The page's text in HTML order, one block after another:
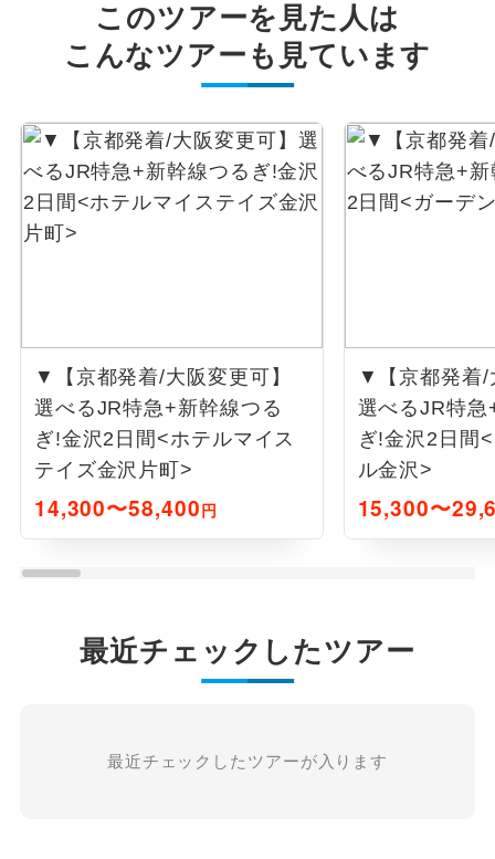
このツアーを見た人は
こんなツアーも見ています
▼【京都発着/大阪変更可】
選べるJR特急+新幹線つる
ぎ!金沢2日間<ホテルマイス
テイズ金沢片町>
14,300〜58,400円
▼【京都発着/
選べるJR特急
ぎ!金沢2日間
ル金沢>
15,300〜
最近チェックしたツアー
最近チェックしたツアーが入ります